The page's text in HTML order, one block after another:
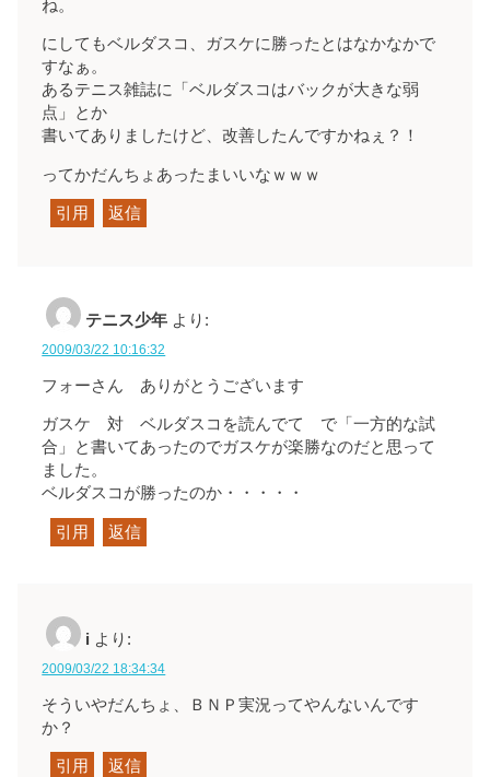
ね。
にしてもベルダスコ、ガスケに勝ったとはなかなかで
すなぁ。
あるテニス雑誌に「ベルダスコはバックが大きな弱
点」とか
書いてありましたけど、改善したんですかねぇ？！
ってかだんちょあったまいいなｗｗｗ
引用 返信
テニス少年 より:
2009/03/22 10:16:32
フォーさん ありがとうございます
ガスケ 対 ベルダスコを読んでて で「一方的な試
合」と書いてあったのでガスケが楽勝なのだと思って
ました。
ベルダスコが勝ったのか・・・・・
引用 返信
i より:
2009/03/22 18:34:34
そういやだんちょ、ＢＮＰ実況ってやんないんです
か？
引用 返信